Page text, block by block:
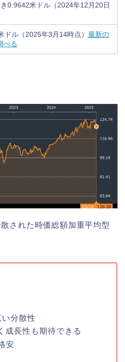
0.9642米ドル（2024年12月20日
ドル（2025年3月14時点） 最新の
べる
された時価総額加重平均型
分散性
成長性も期待できる
安